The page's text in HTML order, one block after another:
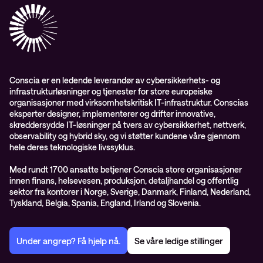
Conscia Education Services
Conscia er en ledende leverandør av cybersikkerhets- og
infrastrukturløsninger og tjenester for store europeiske
organisasjoner med virksomhetskritisk IT-infrastruktur. Conscias
eksperter designer, implementerer og drifter innovative,
skreddersydde IT-løsninger på tvers av cybersikkerhet, nettverk,
observability og hybrid sky, og vi støtter kundene våre gjennom
hele deres teknologiske livssyklus.
Med rundt 1700 ansatte betjener Conscia store organisasjoner
innen finans, helsevesen, produksjon, detaljhandel og offentlig
sektor fra kontorer i Norge, Sverige, Danmark, Finland, Nederland,
Tyskland, Belgia, Spania, England, Irland og Slovenia.
Under angrep? Få hjelp nå. Se våre ledige stillinger